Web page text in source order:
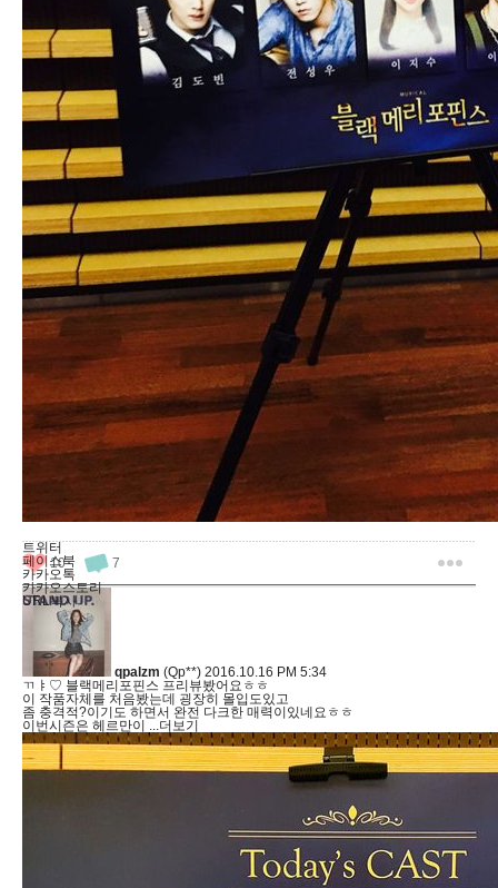
10 7
트위터
페이스북
카카오톡
카카오스토리
URL복사
qpalzm (Qp**) 2016.10.16 PM 5:34
ㄲㅑ♡ 블랙메리포핀스 프리뷰봤어요ㅎㅎ
이 작품자체를 처음봤는데 굉장히 몰입도있고
좀 충격적?이기도 하면서 완전 다크한 매력이있네요ㅎㅎ
이번시즌은 헤르만이 ...더보기